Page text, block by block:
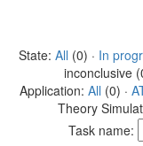
State: All (0) · In
inconclusive
Application: All (0) ·
Theory
Task name: